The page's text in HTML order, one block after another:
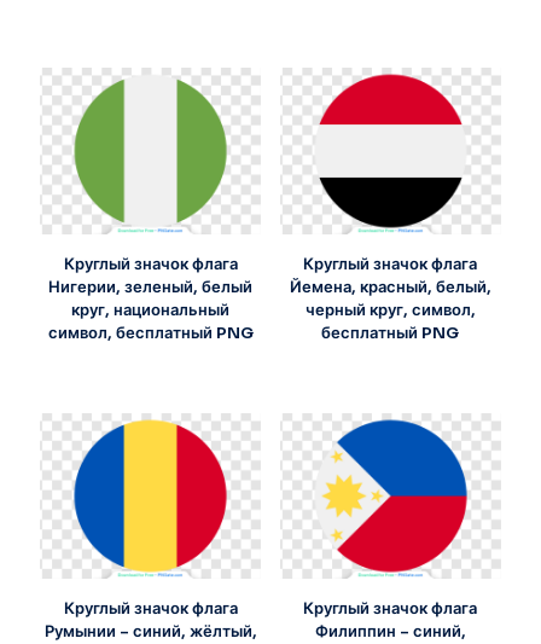
Круглый значок флага
Нигерии, зеленый, белый
круг, национальный
символ, бесплатный PNG
Круглый значок флага
Йемена, красный, белый,
черный круг, символ,
бесплатный PNG
Круглый значок флага
Румынии – синий, жёлтый,
Круглый значок флага
Филиппин – синий,